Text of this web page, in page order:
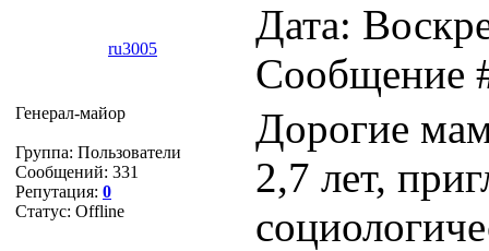
ru3005
Дата:
Сообщение
Генерал-майор
Группа: Пользователи
Сообщений: 331
Репутация: 0
Статус: Offline
Дорогие
2,7 лет,